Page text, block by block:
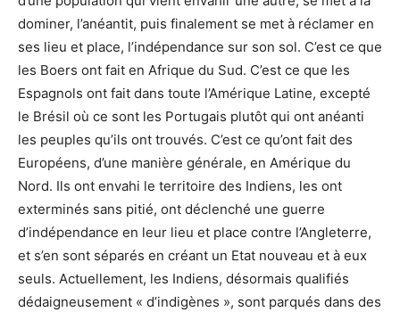
dominer, l’anéantit, puis finalement se met à réclamer en
ses lieu et place, l’indépendance sur son sol. C’est ce que
les Boers ont fait en Afrique du Sud. C’est ce que les
Espagnols ont fait dans toute l’Amérique Latine, excepté
le Brésil où ce sont les Portugais plutôt qui ont anéanti
les peuples qu’ils ont trouvés. C’est ce qu’ont fait des
Européens, d’une manière générale, en Amérique du
Nord. Ils ont envahi le territoire des Indiens, les ont
exterminés sans pitié, ont déclenché une guerre
d’indépendance en leur lieu et place contre l’Angleterre,
et s’en sont séparés en créant un Etat nouveau et à eux
seuls. Actuellement, les Indiens, désormais qualifiés
dédaigneusement « d’indigènes », sont parqués dans des